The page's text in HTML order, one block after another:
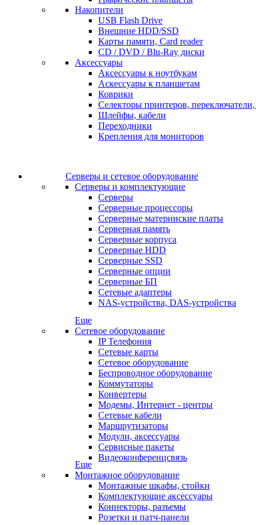
Накопители
USB Flash Drive
Внешние HDD/SSD
Карты памяти, Card reader
CD / DVD / Blu-Ray диски
Аксессуары
Аксессуары к ноутбукам
Аскессуары к планшетам
Коврики
Селекторы принтеров, переключатели,
Шлейфы, кабели
Переходники
Крепления для мониторов
Серверы и сетевое оборудование
Серверы и комплектующие
Серверы
Серверные процессоры
Серверные материнские платы
Серверная память
Серверные корпуса
Серверные HDD
Серверные SSD
Серверные опции
Серверные БП
Сетевые адаптеры
NAS-устройства, DAS-устройства
Еще
Сетевое оборудование
IP Телефония
Сетевые карты
Сетевое оборудование
Беспроводное оборудование
Коммутаторы
Конвертеры
Модемы, Интернет - центры
Сетевые кабели
Маршрутизаторы
Модули, аксессуары
Сервисные пакеты
Видеоконференцсвязь
Еще
Монтажное оборудование
Монтажные шкафы, стойки
Комплектующие аксессуары
Коннекторы, разъемы
Розетки и патч-панели